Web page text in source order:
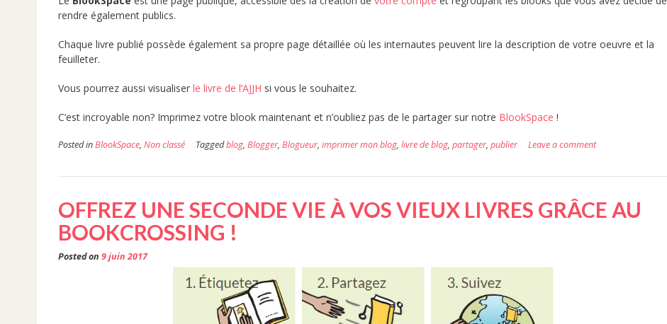
rendre également publics.
Chaque livre publié possède également sa propre page détaillée où les internautes peuvent lire la description de votre oeuvre et la
feuilleter.
Vous pourrez aussi visualiser le livre de l’AJJH si vous le souhaitez.
C’est incroyable non? Imprimez votre blook maintenant et n’oubliez pas de le partager sur notre BlookSpace !
Posted inBlookSpace, Non classé Taggedblog, Blogger, Blogueur, imprimer mon blog, livre de blog, partager, publier Leave a comment
OFFREZ UNE SECONDE VIE À VOS VIEUX LIVRES GRÂCE AU
BOOKCROSSING !
Posted on 9 juin 2017